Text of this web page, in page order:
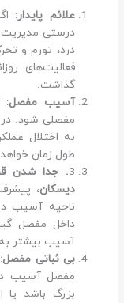
علائم پایدار:
درستی مدیریت
درد، تورم و
فعالیت‌های
گذاشت.
آسیب مفصل
مفصلی شود. در
به اختلال
طول زمان
3. جدا شدن
دیسکان،
ناحیه آسیب
داخل مفصل
آسیب بیشتر به
بی ثباتی مفصل
مفصل آسیب
بزرگ باشد یا